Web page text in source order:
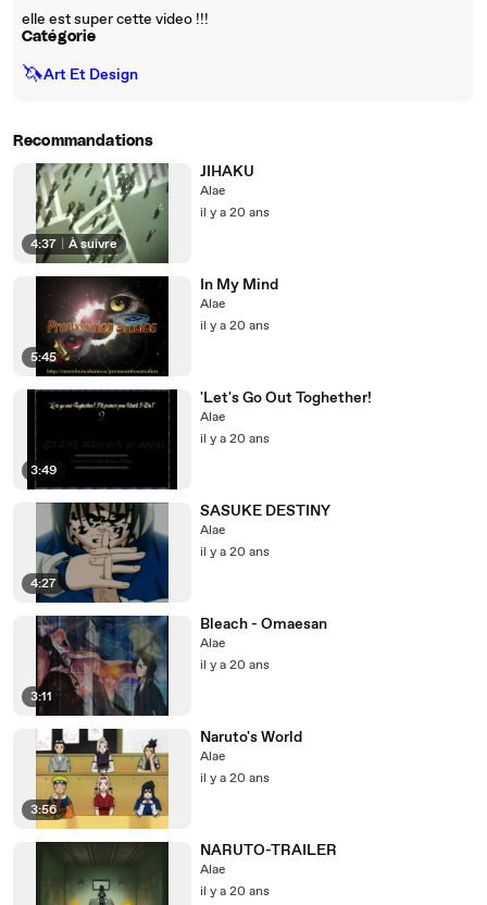
elle est super cette video !!!
Catégorie
🦄Art Et Design
Recommandations
4:37 À suivre
JIHAKU
Alae
il y a 20 ans
5:45
In My Mind
Alae
il y a 20 ans
3:49
'Let's Go Out Toghether!
Alae
il y a 20 ans
4:27
SASUKE DESTINY
Alae
il y a 20 ans
3:11
Bleach - Omaesan
Alae
il y a 20 ans
3:56
Naruto's World
Alae
il y a 20 ans
NARUTO-TRAILER
Alae
il y a 20 ans